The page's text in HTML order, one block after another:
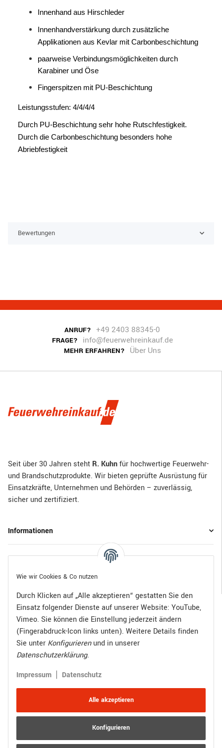
Alle akzeptieren
Konfigurieren
Wie wir Cookies & Co nutzen
Durch Klicken auf „Alle akzeptieren“ gestatten Sie den
Einsatz folgender Dienste auf unserer Website: YouTube,
Vimeo. Sie können die Einstellung jederzeit ändern
(Fingerabdruck-Icon links unten). Weitere Details finden
Sie unter Konfigurierenund in unserer
Datenschutzerklärung.
Impressum Datenschutz
Innenhand aus Hirschleder
Innenhandverstärkung durch zusätzliche
Applikationen aus Kevlar mit Carbonbeschichtung
paarweise Verbindungsmöglichkeiten durch
Karabiner und Öse
Fingerspitzen mit PU-Beschichtung
Leistungsstufen: 4/4/4/4
Durch PU-Beschichtung sehr hohe Rutschfestigkeit.
Durch die Carbonbeschichtung besonders hohe
Abriebfestigkeit
Bewertungen
ANRUF? +49 2403 88345-0
FRAGE? info@feuerwehreinkauf.de
MEHR ERFAHREN? Über Uns
Seit über 30 Jahren steht R. Kuhnfür hochwertige Feuerwehr-
und Brandschutzprodukte. Wir bieten geprüfte Ausrüstung für
Einsatzkräfte, Unternehmen und Behörden – zuverlässig,
sicher und zertifiziert.
Informationen
Gesetzliche Informationen
Bezahlen Sie bequem per:
Zugestellt durch:
Vertrag widerrufen
* Alle Preise inkl. gesetzlicher USt., zzgl.Versand